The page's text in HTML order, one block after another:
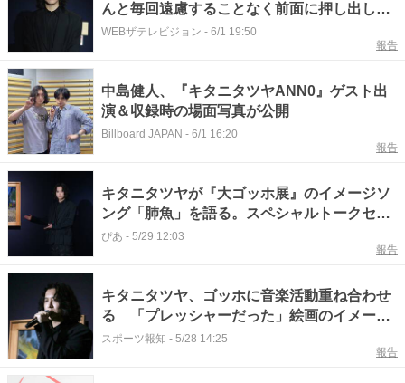
んと毎回遠慮することなく前面に押し出して
書く」
WEBザテレビジョン - 6/1 19:50
報告
中島健人、『キタニタツヤANN0』ゲスト出
演＆収録時の場面写真が公開
Billboard JAPAN - 6/1 16:20
報告
キタニタツヤが『大ゴッホ展』のイメージソ
ング「肺魚」を語る。スペシャルトークセッ
ション全文掲載。
ぴあ - 5/29 12:03
報告
キタニタツヤ、ゴッホに音楽活動重ね合わせ
る 「プレッシャーだった」絵画のイメージ
ソング ２５日深夜のラジオで鼻の手術公表
スポーツ報知 - 5/28 14:25
報告